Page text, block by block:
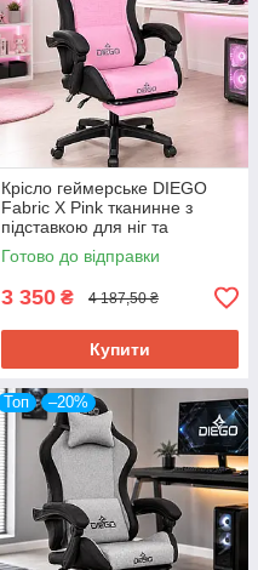
Крісло геймерське DIEGO
Fabric X Pink тканинне з
підставкою для ніг та
ергономічними подушками,
рожеве
Готово до відправки
3 350 ₴ 4 187,50 ₴
Купити
Топ –20%